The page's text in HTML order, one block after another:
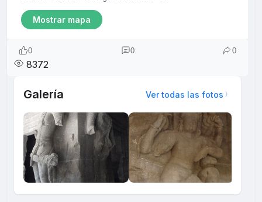
Mostrar mapa
0 0 0
8372
Galería Ver todas las fotos